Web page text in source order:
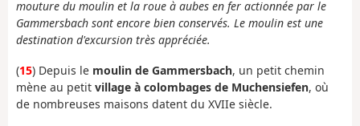
mouture du moulin et la roue à aubes en fer actionnée par le
Gammersbach sont encore bien conservés. Le moulin est une
destination d'excursion très appréciée.
(15) Depuis le moulin de Gammersbach, un petit chemin
mène au petit village à colombages de Muchensiefen, où
de nombreuses maisons datent du XVIIe siècle.